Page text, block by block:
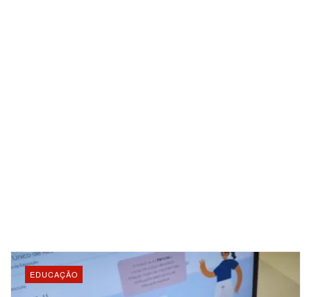
EDUCAÇÃO